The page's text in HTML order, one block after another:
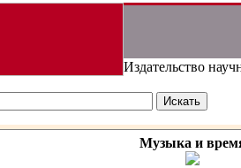
Издательство
Музыка и